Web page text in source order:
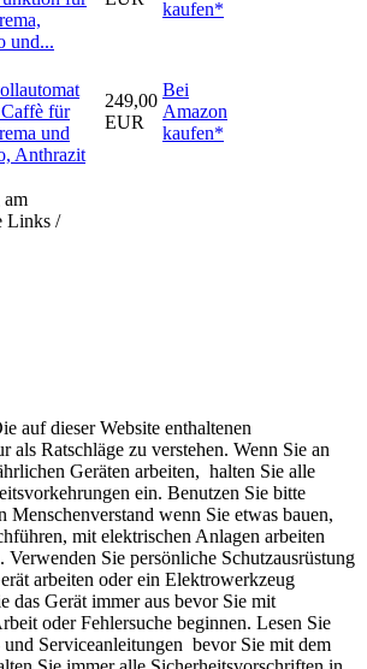
und...
kaufen*
für
und
Anthrazit
249,00
EUR
Bei
Amazon
kaufen*
am
Links /
auf dieser Website enthaltenen
als Ratschläge zu verstehen. Wenn Sie an
Geräten arbeiten, halten Sie alle
ein. Benutzen Sie bitte
Menschenverstand wenn Sie etwas bauen,
mit elektrischen Anlagen arbeiten
Verwenden Sie persönliche Schutzausrüstung
arbeiten oder ein Elektrowerkzeug
das Gerät immer aus bevor Sie mit
oder Fehlersuche beginnen. Lesen Sie
Serviceanleitungen bevor Sie mit dem